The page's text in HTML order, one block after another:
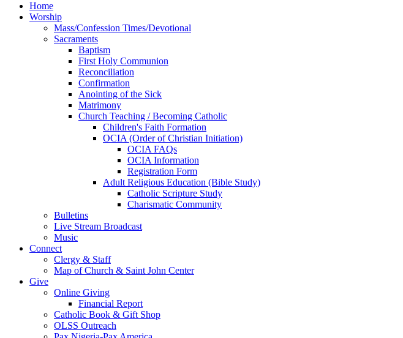
Home
Worship
Mass/Confession Times/Devotional
Sacraments
Baptism
First Holy Communion
Reconciliation
Confirmation
Anointing of the Sick
Matrimony
Church Teaching / Becoming Catholic
Children's Faith Formation
OCIA (Order of Christian Initiation)
OCIA FAQs
OCIA Information
Registration Form
Adult Religious Education (Bible Study)
Catholic Scripture Study
Charismatic Community
Bulletins
Live Stream Broadcast
Music
Connect
Clergy & Staff
Map of Church & Saint John Center
Give
Online Giving
Financial Report
Catholic Book & Gift Shop
OLSS Outreach